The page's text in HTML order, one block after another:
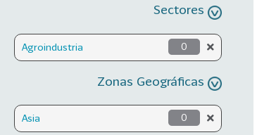
Sectores
Agroindustria 0
Zonas Geográficas
Asia 0